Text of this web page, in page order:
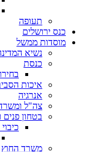
תעופה
כנס ירושלים
מוסדות ממשל
נשיא
כנסת
איכות
אנרגיה
צה"ל
בטחון
משרד החוץ